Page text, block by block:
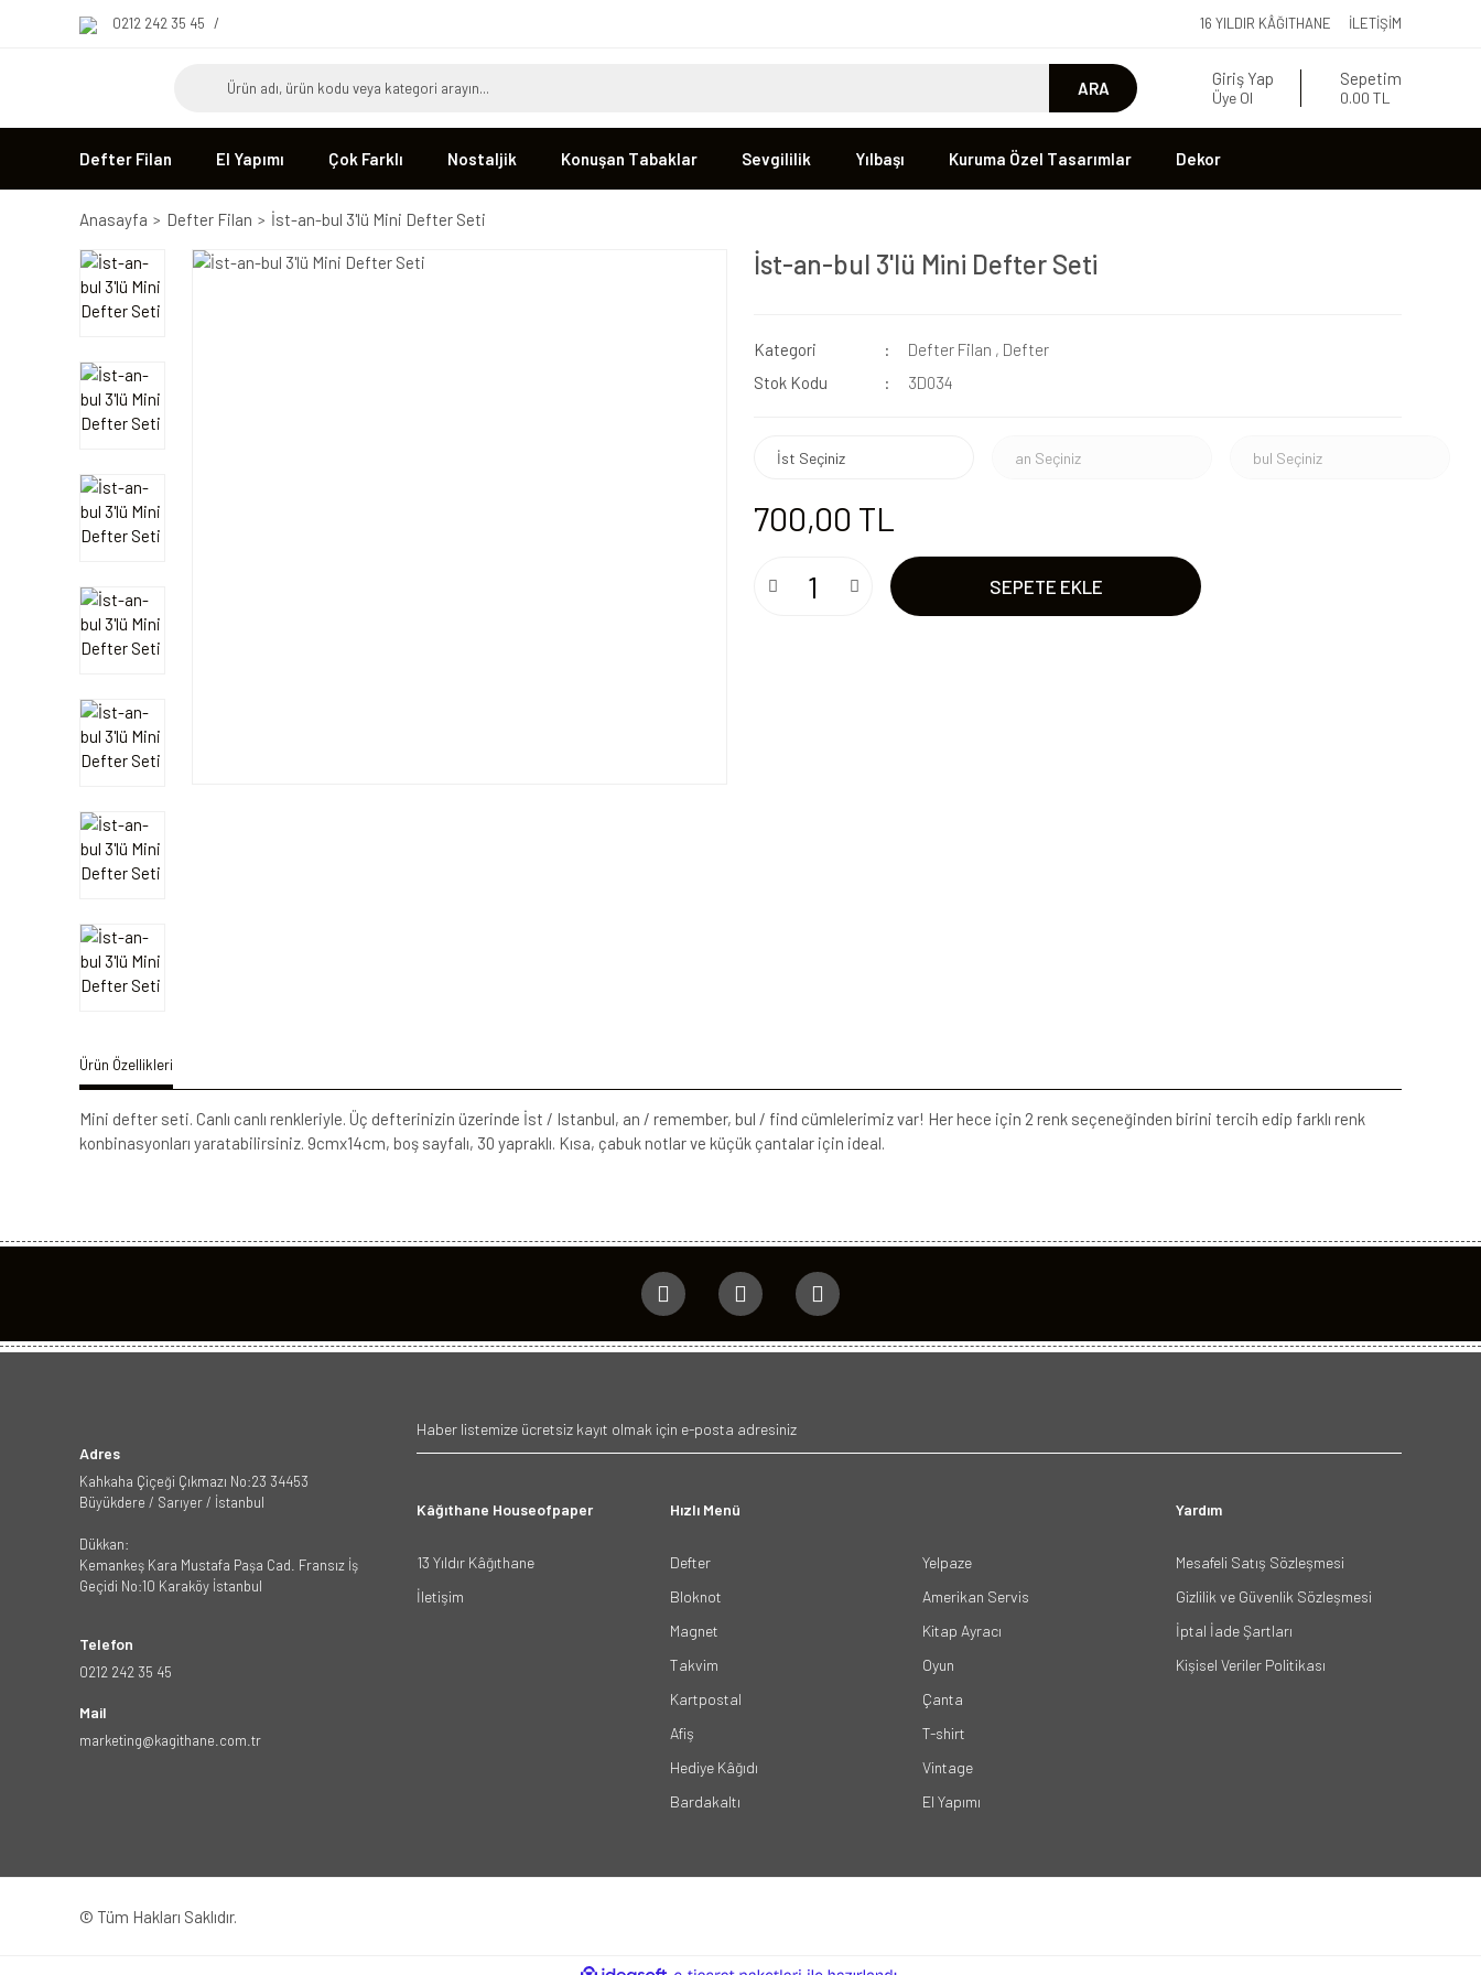
0212 242 35 45 / 16 YILDIR KÂĞITHANE İLETIŞIM
ARA Giriş Yap
Üye Ol
Sepetim
0.00 TL
Defter Filan El Yapımı Çok Farklı Nostaljik Konuşan Tabaklar Sevgililik Yılbaşı Kuruma Özel Tasarımlar Dekor
Anasayfa Defter Filan İst-an-bul 3'lü Mini Defter Seti
İst-an-bul 3'lü Mini Defter Seti
Kategori Defter Filan , Defter
Stok Kodu
3D034
700,00 TL
SEPETE EKLE
Ürün Özellikleri
Mini defter seti. Canlı canlı renkleriyle. Üç defterinizin üzerinde İst / Istanbul, an / remember, bul / find cümlelerimiz var! Her hece için 2 renk seçeneğinden birini tercih edip farklı renk
konbinasyonları yaratabilirsiniz. 9cmx14cm, boş sayfalı, 30 yapraklı. Kısa, çabuk notlar ve küçük çantalar için ideal.
Adres
Kahkaha Çiçeği Çıkmazı No:23 34453
Büyükdere / Sarıyer / İstanbul
Dükkan:
Kemankeş Kara Mustafa Paşa Cad. Fransız İş
Geçidi No:10 Karaköy İstanbul
Telefon
0212 242 35 45
Mail
marketing@kagithane.com.tr
Kâğıthane Houseofpaper
13 Yıldır Kâğıthane
İletişim
Hızlı Menü
Defter
Bloknot
Magnet
Takvim
Kartpostal
Afiş
Hediye Kâğıdı
Bardakaltı
Yelpaze
Amerikan Servis
Kitap Ayracı
Oyun
Çanta
T-shirt
Vintage
El Yapımı
Yardım
Mesafeli Satış Sözleşmesi
Gizlilik ve Güvenlik Sözleşmesi
İptal İade Şartları
Kişisel Veriler Politikası
© Tüm Hakları Saklıdır.